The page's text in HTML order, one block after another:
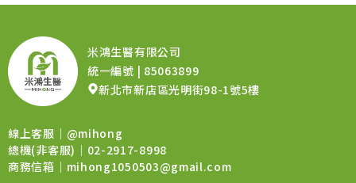
線上客服｜ @mihong
總機(非客服)｜02-2917-8998
商務信箱｜ mihong1050503@gmail.com
米鴻生醫有限公司
統一編號 | 85063899
新北市新店區光明街98-1號5樓